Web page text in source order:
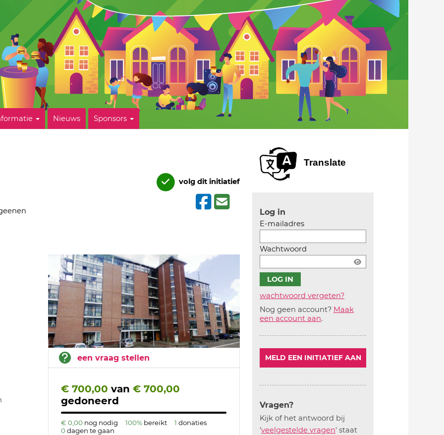
Nieuws Sponsors
volg dit initiatief
een vraag stellen
€ 700,00 van € 700,00
gedoneerd
€ 0,00 nog nodig 100% bereikt 1 donaties
0 dagen te gaan
Translate
Log in
E-mailadres
Wachtwoord
wachtwoord vergeten?
Nog geen account? Maak
een account aan.
MELD EEN INITIATIEF AAN
Vragen?
Kijk of het antwoord bij
'veelgestelde vragen' staat